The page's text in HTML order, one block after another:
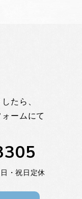
たら、
ームにて
・祝日定休